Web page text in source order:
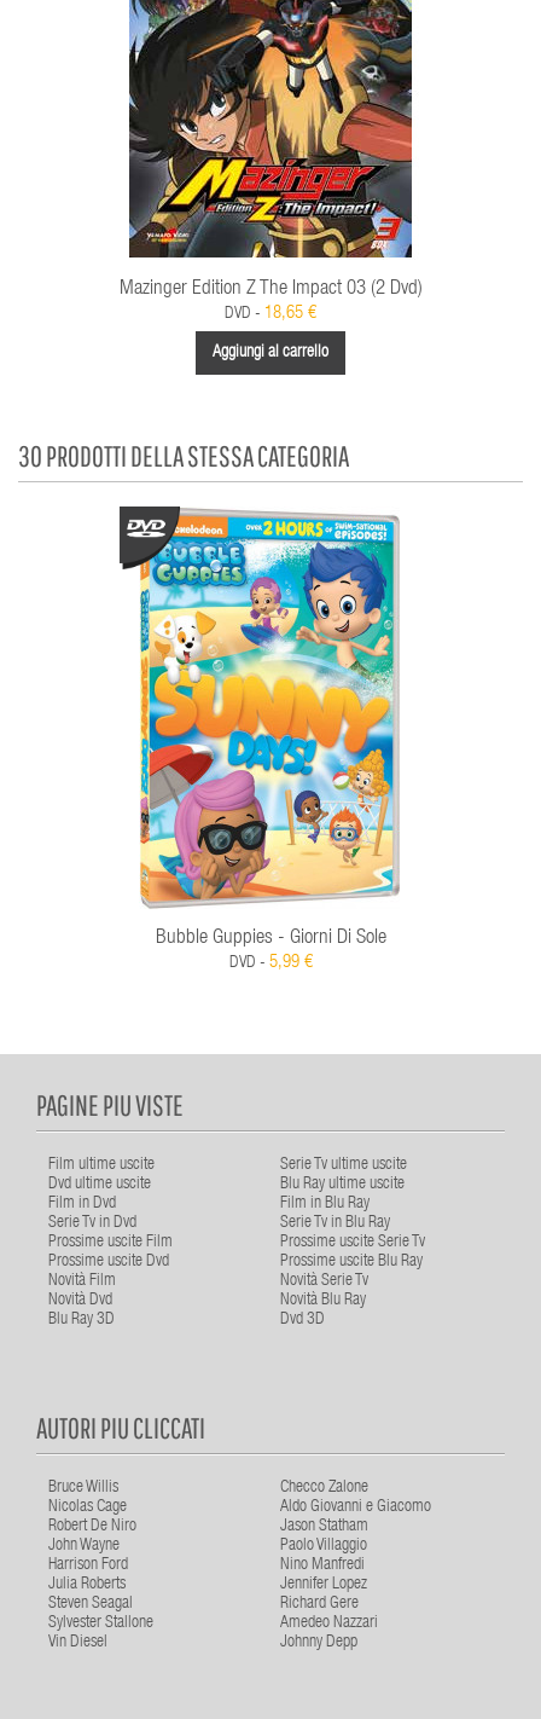
Mazinger Edition Z The Impact 03 (2 Dvd)
DVD - 18,65 €
Aggiungi al carrello
30 PRODOTTI DELLA STESSA CATEGORIA
Bubble Guppies - Giorni Di Sole
DVD - 5,99 €
PAGINE PIU VISTE
Film ultime uscite
Serie Tv ultime uscite
Dvd ultime uscite
Blu Ray ultime uscite
Film in Dvd
Film in Blu Ray
Serie Tv in Dvd
Serie Tv in Blu Ray
Prossime uscite Film
Prossime uscite Serie Tv
Prossime uscite Dvd
Prossime uscite Blu Ray
Novità Film
Novità Serie Tv
Novità Dvd
Novità Blu Ray
Blu Ray 3D
Dvd 3D
AUTORI PIU CLICCATI
Bruce Willis
Checco Zalone
Nicolas Cage
Aldo Giovanni e Giacomo
Robert De Niro
Jason Statham
John Wayne
Paolo Villaggio
Harrison Ford
Nino Manfredi
Julia Roberts
Jennifer Lopez
Steven Seagal
Richard Gere
Sylvester Stallone
Amedeo Nazzari
Vin Diesel
Johnny Depp